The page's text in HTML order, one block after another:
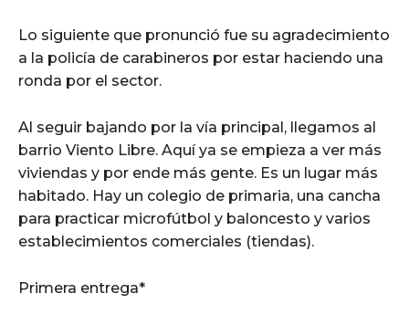
Lo siguiente que pronunció fue su agradecimiento
a la policía de carabineros por estar haciendo una
ronda por el sector.
Al seguir bajando por la vía principal, llegamos al
barrio Viento Libre. Aquí ya se empieza a ver más
viviendas y por ende más gente. Es un lugar más
habitado. Hay un colegio de primaria, una cancha
para practicar microfútbol y baloncesto y varios
establecimientos comerciales (tiendas).
Primera entrega*